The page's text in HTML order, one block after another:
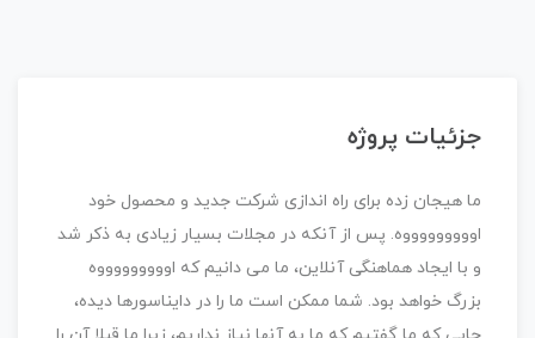
جزئیات پروژه
ما هیجان زده برای راه اندازی شرکت جدید و محصول خود
اوووووووووه. پس از آنکه در مجلات بسیار زیادی به ذکر شد
و با ایجاد هماهنگی آنلاین، ما می دانیم که اوووووووووه
بزرگ خواهد بود. شما ممکن است ما را در دایناسورها دیده،